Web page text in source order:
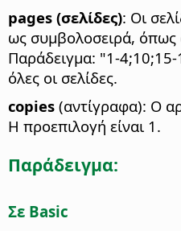
pages (σελίδες): Οι
ως συμβολοσειρά, όπως
Παράδειγμα: "1-4;10;15-
όλες οι σελίδες.
copies (αντίγραφα): Ο
Η προεπιλογή είναι 1.
Παράδειγμα:
Σε Basic